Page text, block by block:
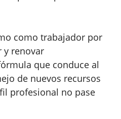
como trabajador por
y renovar
que conduce al
de nuevos recursos
profesional no pase